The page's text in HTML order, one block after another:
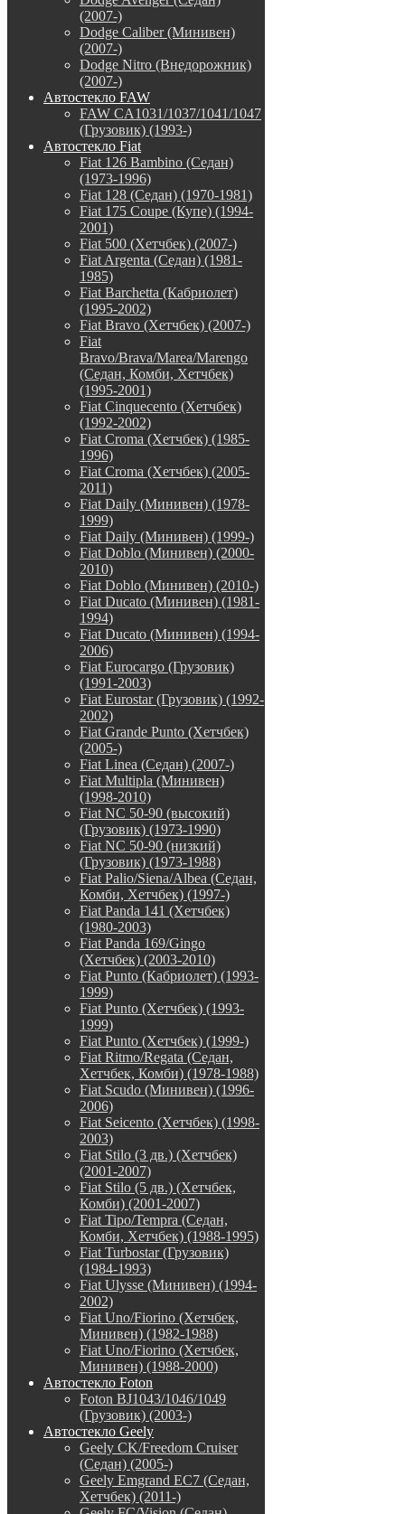
(2007-)
Dodge Caliber (Минивен)
(2007-)
Dodge Nitro (Внедорожник)
(2007-)
Автостекло FAW
FAW CA1031/1037/1041/1047
(Грузовик) (1993-)
Автостекло Fiat
Fiat 126 Bambino (Седан)
(1973-1996)
Fiat 128 (Седан) (1970-1981)
Fiat 175 Coupe (Купе) (1994-
2001)
Fiat 500 (Хетчбек) (2007-)
Fiat Argenta (Седан) (1981-
1985)
Fiat Barchetta (Кабриолет)
(1995-2002)
Fiat Bravo (Хетчбек) (2007-)
Fiat
Bravo/Brava/Marea/Marengo
(Седан, Комби, Хетчбек)
(1995-2001)
Fiat Cinquecento (Хетчбек)
(1992-2002)
Fiat Croma (Хетчбек) (1985-
1996)
Fiat Croma (Хетчбек) (2005-
2011)
Fiat Daily (Минивен) (1978-
1999)
Fiat Daily (Минивен) (1999-)
Fiat Doblo (Минивен) (2000-
2010)
Fiat Doblo (Минивен) (2010-)
Fiat Ducato (Минивен) (1981-
1994)
Fiat Ducato (Минивен) (1994-
2006)
Fiat Eurocargo (Грузовик)
(1991-2003)
Fiat Eurostar (Грузовик) (1992-
2002)
Fiat Grande Punto (Хетчбек)
(2005-)
Fiat Linea (Седан) (2007-)
Fiat Multipla (Минивен)
(1998-2010)
Fiat NC 50-90 (высокий)
(Грузовик) (1973-1990)
Fiat NC 50-90 (низкий)
(Грузовик) (1973-1988)
Fiat Palio/Siena/Albea (Седан,
Комби, Хетчбек) (1997-)
Fiat Panda 141 (Хетчбек)
(1980-2003)
Fiat Panda 169/Gingo
(Хетчбек) (2003-2010)
Fiat Punto (Кабриолет) (1993-
1999)
Fiat Punto (Хетчбек) (1993-
1999)
Fiat Punto (Хетчбек) (1999-)
Fiat Ritmo/Regata (Седан,
Хетчбек, Комби) (1978-1988)
Fiat Scudo (Минивен) (1996-
2006)
Fiat Seicento (Хетчбек) (1998-
2003)
Fiat Stilo (3 дв.) (Хетчбек)
(2001-2007)
Fiat Stilo (5 дв.) (Хетчбек,
Комби) (2001-2007)
Fiat Tipo/Tempra (Седан,
Комби, Хетчбек) (1988-1995)
Fiat Turbostar (Грузовик)
(1984-1993)
Fiat Ulysse (Минивен) (1994-
2002)
Fiat Uno/Fiorino (Хетчбек,
Минивен) (1982-1988)
Fiat Uno/Fiorino (Хетчбек,
Минивен) (1988-2000)
Автостекло Foton
Foton BJ1043/1046/1049
(Грузовик) (2003-)
Автостекло Geely
Geely CK/Freedom Cruiser
(Седан) (2005-)
Geely Emgrand EC7 (Седан,
Хетчбек) (2011-)